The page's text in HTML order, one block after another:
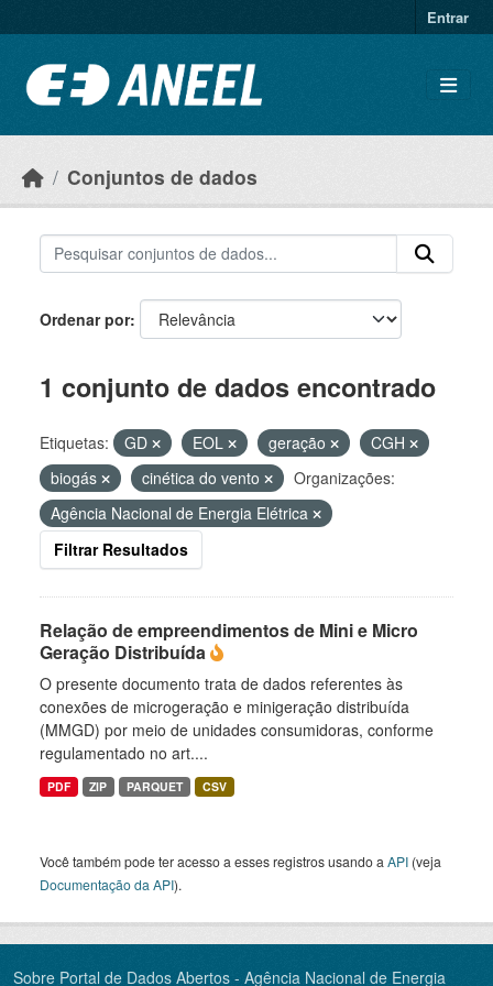
Entrar
Conjuntos de dados
Ordenar por
1 conjunto de dados encontrado
Etiquetas: GD EOL geração
CGH
biogás
cinética do vento
Organizações:
Agência Nacional de Energia Elétrica
Filtrar Resultados
Relação de empreendimentos de Mini e Micro
Geração Distribuída
O presente documento trata de dados referentes às
conexões de microgeração e minigeração distribuída
(MMGD) por meio de unidades consumidoras, conforme
regulamentado no art....
PDF ZIP PARQUET CSV
Você também pode ter acesso a esses registros usando a API (veja
Documentação da API).
Sobre Portal de Dados Abertos - Agência Nacional de Energia